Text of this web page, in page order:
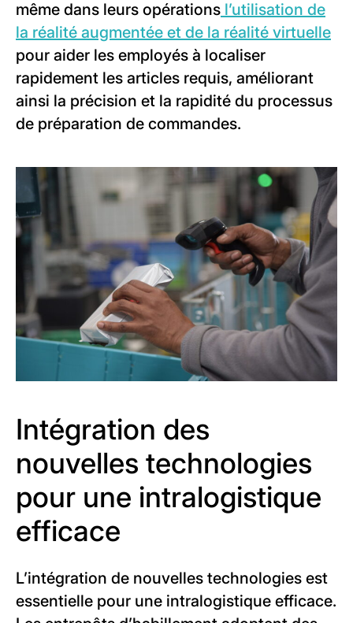
même dans leurs opérations l’utilisation de
la réalité augmentée et de la réalité virtuelle
pour aider les employés à localiser
rapidement les articles requis, améliorant
ainsi la précision et la rapidité du processus
de préparation de commandes.
Intégration des
nouvelles technologies
pour une intralogistique
efficace
L’intégration de nouvelles technologies est
essentielle pour une intralogistique efficace.